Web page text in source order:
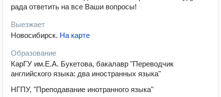
рада ответить на все Ваши вопросы!
Выезжает
Новосибирск. На карте
Образование
КарГУ им.Е.А. Букетова, бакалавр "Переводчик
английского языка: два иностранных языка"
НГПУ, "Преподавание инотранного языка"